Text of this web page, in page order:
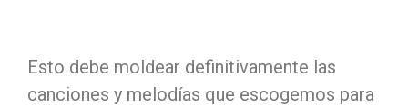
Esto debe moldear definitivamente las
canciones y melodías que escogemos para